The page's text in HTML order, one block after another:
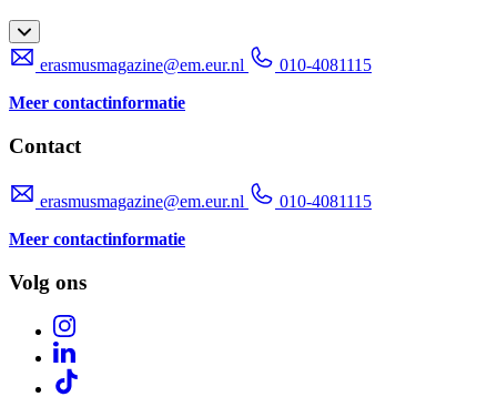
erasmusmagazine@em.eur.nl
010-4081115
Meer contactinformatie
Contact
erasmusmagazine@em.eur.nl
010-4081115
Meer contactinformatie
Volg ons